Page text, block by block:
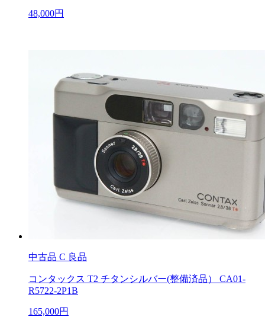
48,000円
中古品 C 良品
コンタックス T2 チタンシルバー(整備済品） CA01-
R5722-2P1B
165,000円